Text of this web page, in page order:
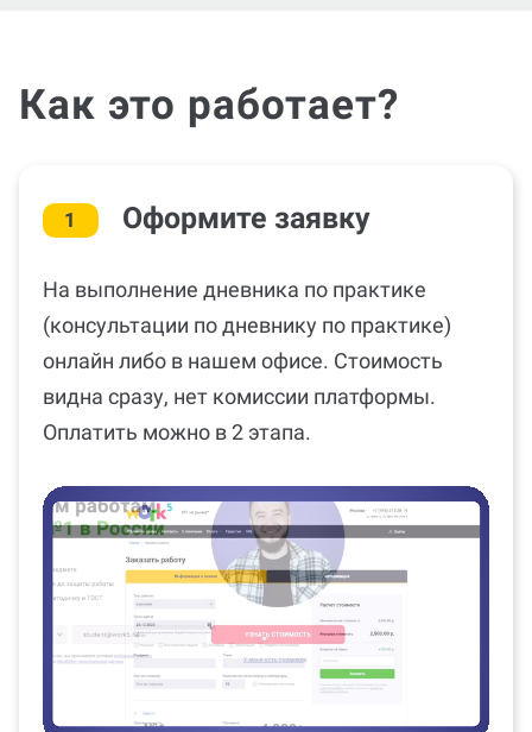
Как это работает?
1 Оформите заявку
На выполнение дневника по практике
(консультации по дневнику по практике)
онлайн либо в нашем офисе. Стоимость
видна сразу, нет комиссии платформы.
Оплатить можно в 2 этапа.